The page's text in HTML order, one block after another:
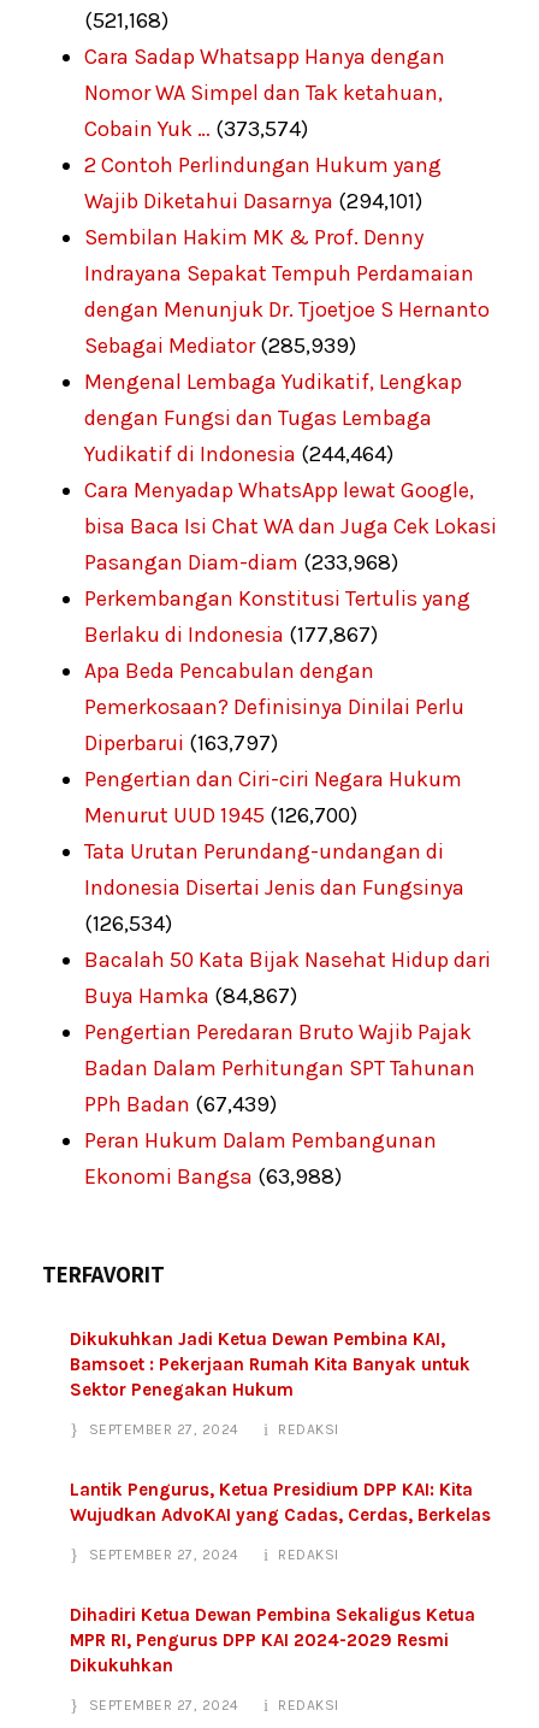
(521,168)
Cara Sadap Whatsapp Hanya dengan
Nomor WA Simpel dan Tak ketahuan,
Cobain Yuk … (373,574)
2 Contoh Perlindungan Hukum yang
Wajib Diketahui Dasarnya (294,101)
Sembilan Hakim MK & Prof. Denny
Indrayana Sepakat Tempuh Perdamaian
dengan Menunjuk Dr. Tjoetjoe S Hernanto
Sebagai Mediator (285,939)
Mengenal Lembaga Yudikatif, Lengkap
dengan Fungsi dan Tugas Lembaga
Yudikatif di Indonesia (244,464)
Cara Menyadap WhatsApp lewat Google,
bisa Baca Isi Chat WA dan Juga Cek Lokasi
Pasangan Diam-diam (233,968)
Perkembangan Konstitusi Tertulis yang
Berlaku di Indonesia (177,867)
Apa Beda Pencabulan dengan
Pemerkosaan? Definisinya Dinilai Perlu
Diperbarui (163,797)
Pengertian dan Ciri-ciri Negara Hukum
Menurut UUD 1945 (126,700)
Tata Urutan Perundang-undangan di
Indonesia Disertai Jenis dan Fungsinya
(126,534)
Bacalah 50 Kata Bijak Nasehat Hidup dari
Buya Hamka (84,867)
Pengertian Peredaran Bruto Wajib Pajak
Badan Dalam Perhitungan SPT Tahunan
PPh Badan (67,439)
Peran Hukum Dalam Pembangunan
Ekonomi Bangsa (63,988)
TERFAVORIT
Dikukuhkan Jadi Ketua Dewan Pembina KAI,
Bamsoet : Pekerjaan Rumah Kita Banyak untuk
Sektor Penegakan Hukum
SEPTEMBER 27, 2024 REDAKSI
Lantik Pengurus, Ketua Presidium DPP KAI: Kita
Wujudkan AdvoKAI yang Cadas, Cerdas, Berkelas
SEPTEMBER 27, 2024 REDAKSI
Dihadiri Ketua Dewan Pembina Sekaligus Ketua
MPR RI, Pengurus DPP KAI 2024-2029 Resmi
Dikukuhkan
SEPTEMBER 27, 2024 REDAKSI